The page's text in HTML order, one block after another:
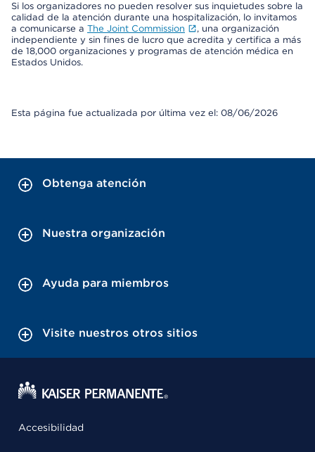
Si los organizadores no pueden resolver sus inquietudes sobre la
calidad de la atención durante una hospitalización, lo invitamos
a comunicarse a The Joint Commission
, una organización
independiente y sin fines de lucro que acredita y certifica a más
de 18,000 organizaciones y programas de atención médica en
Estados Unidos.
Esta página fue actualizada por última vez el: 08/06/2026
Obtenga atención
Nuestra organización
Ayuda para miembros
Visite nuestros otros sitios
Accesibilidad